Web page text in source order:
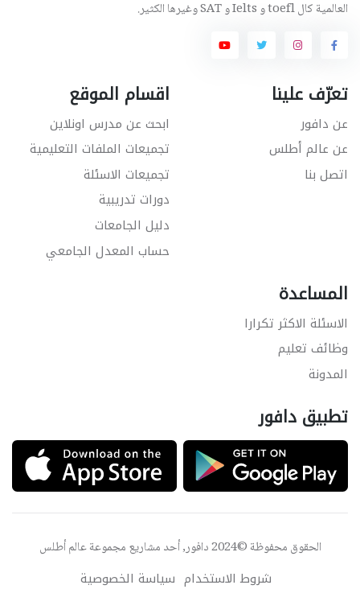
العالمية كال toefl و Ielts و SAT وغيرها الكثير.
تعرّف علينا
عن دافور
عن عالم أطلس
اتصل بنا
اقسام الموقع
ابحث عن مدرس اونلاين
تجميعات الملفات التعليمية
تجميعات الاسئلة
دورات تدريبية
دليل الجامعات
حساب المعدل الجامعي
المساعدة
الاسئلة الاكثر تكرارا
وظائف تعليم
المدونة
تطبيق دافور
الحقوق محفوظة ©2024 دافور, أحد مشاريع مجموعة عالم أطلس
شروط الاستخدام سياسة الخصوصية